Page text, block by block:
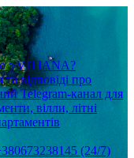
з VITIANA?
відповіді про
Telegram-канал для
вілли, літні
(24/7)